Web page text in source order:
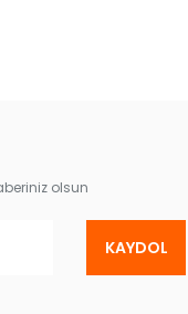
olsun
KAYDOL